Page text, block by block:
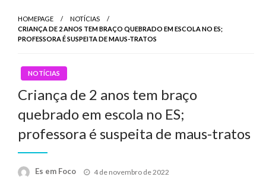
HOMEPAGE
NOTÍCIAS
CRIANÇA DE 2 ANOS TEM BRAÇO QUEBRADO EM ESCOLA NO ES;
PROFESSORA É SUSPEITA DE MAUS-TRATOS
NOTÍCIAS
Criança de 2 anos tem braço
quebrado em escola no ES;
professora é suspeita de maus-tratos
Es em Foco
Posted
4 de novembro de 2022